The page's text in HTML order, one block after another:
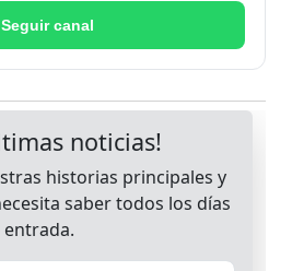
Seguir canal